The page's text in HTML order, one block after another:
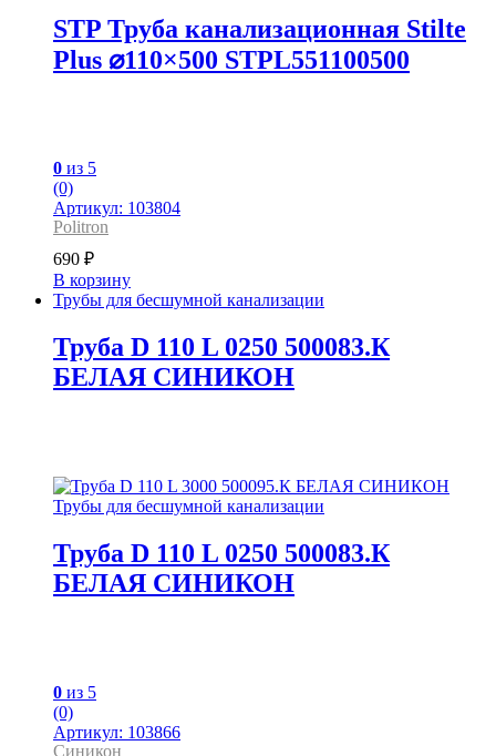
STP Труба канализационная Stilte
Plus ⌀110×500 STPL551100500
0 из 5
(0)
Артикул: 103804
Politron
690 ₽
В корзину
Трубы для бесшумной канализации
Труба D 110 L 0250 500083.К
БЕЛАЯ СИНИКОН
Трубы для бесшумной канализации
Труба D 110 L 0250 500083.К
БЕЛАЯ СИНИКОН
0 из 5
(0)
Артикул: 103866
Синикон